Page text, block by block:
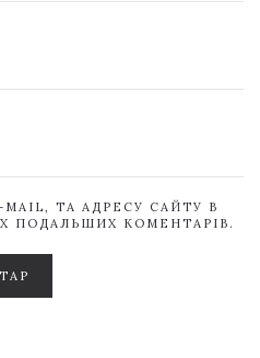
ТА АДРЕСУ САЙТУ В
ПОДАЛЬШИХ КОМЕНТАРІВ.